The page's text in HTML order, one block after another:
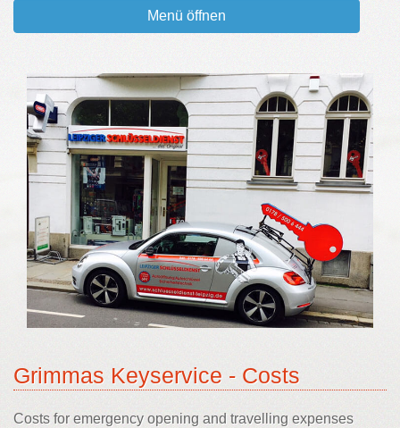
Menü öffnen
Grimmas Keyservice - Costs
Costs for emergency opening and travelling expenses